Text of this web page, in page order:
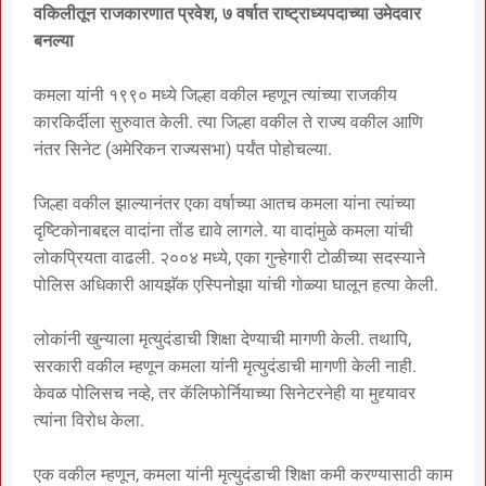
वकिलीतून राजकारणात प्रवेश, ७ वर्षात राष्ट्राध्यपदाच्या उमेदवार
बनल्या
कमला यांनी १९९० मध्ये जिल्हा वकील म्हणून त्यांच्या राजकीय
कारकिर्दीला सुरुवात केली. त्या जिल्हा वकील ते राज्य वकील आणि
नंतर सिनेट (अमेरिकन राज्यसभा) पर्यंत पोहोचल्या.
जिल्हा वकील झाल्यानंतर एका वर्षाच्या आतच कमला यांना त्यांच्या
दृष्टिकोनाबद्दल वादांना तोंड द्यावे लागले. या वादांमुळे कमला यांची
लोकप्रियता वाढली. २००४ मध्ये, एका गुन्हेगारी टोळीच्या सदस्याने
पोलिस अधिकारी आयझॅक एस्पिनोझा यांची गोळ्या घालून हत्या केली.
लोकांनी खुन्याला मृत्युदंडाची शिक्षा देण्याची मागणी केली. तथापि,
सरकारी वकील म्हणून कमला यांनी मृत्युदंडाची मागणी केली नाही.
केवळ पोलिसच नव्हे, तर कॅलिफोर्नियाच्या सिनेटरनेही या मुद्द्यावर
त्यांना विरोध केला.
एक वकील म्हणून, कमला यांनी मृत्युदंडाची शिक्षा कमी करण्यासाठी काम